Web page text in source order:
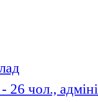
26 чол.,